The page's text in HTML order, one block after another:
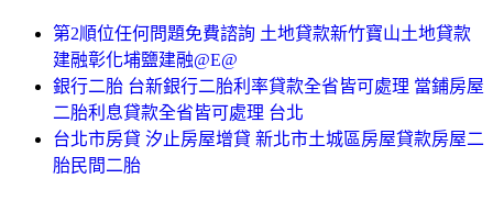
第2順位任何問題免費諮詢 土地貸款新竹寶山土地貸款
建融彰化埔鹽建融@E@
銀行二胎 台新銀行二胎利率貸款全省皆可處理 當鋪房屋
二胎利息貸款全省皆可處理 台北
台北市房貸 汐止房屋增貸 新北市土城區房屋貸款房屋二
胎民間二胎